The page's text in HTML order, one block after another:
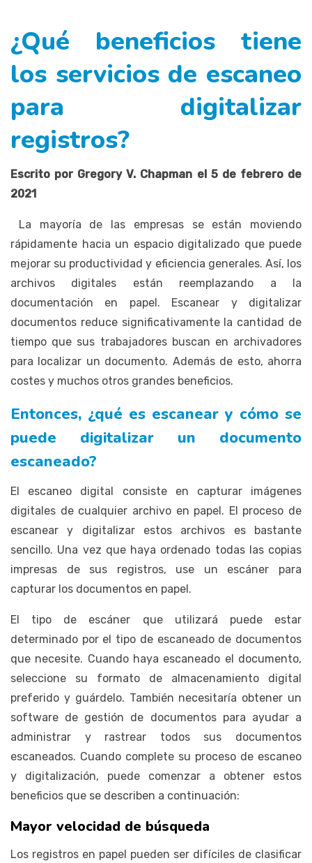
¿Qué beneficios tiene
los servicios de escaneo
para digitalizar
registros?
Escrito por Gregory V. Chapman el 5 de febrero de
2021
La mayoría de las empresas se están moviendo
rápidamente hacia un espacio digitalizado que puede
mejorar su productividad y eficiencia generales. Así, los
archivos digitales están reemplazando a la
documentación en papel. Escanear y digitalizar
documentos reduce significativamente la cantidad de
tiempo que sus trabajadores buscan en archivadores
para localizar un documento. Además de esto, ahorra
costes y muchos otros grandes beneficios.
Entonces, ¿qué es escanear y cómo se
puede digitalizar un documento
escaneado?
El escaneo digital consiste en capturar imágenes
digitales de cualquier archivo en papel. El proceso de
escanear y digitalizar estos archivos es bastante
sencillo. Una vez que haya ordenado todas las copias
impresas de sus registros, use un escáner para
capturar los documentos en papel.
El tipo de escáner que utilizará puede estar
determinado por el tipo de escaneado de documentos
que necesite. Cuando haya escaneado el documento,
seleccione su formato de almacenamiento digital
preferido y guárdelo. También necesitaría obtener un
software de gestión de documentos para ayudar a
administrar y rastrear todos sus documentos
escaneados. Cuando complete su proceso de escaneo
y digitalización, puede comenzar a obtener estos
beneficios que se describen a continuación:
Mayor velocidad de búsqueda
Los registros en papel pueden ser difíciles de clasificar